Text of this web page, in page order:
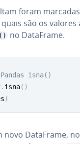
foram
são os
no DataFrame.
isna()
. isna( )
)
novo DataFrame,